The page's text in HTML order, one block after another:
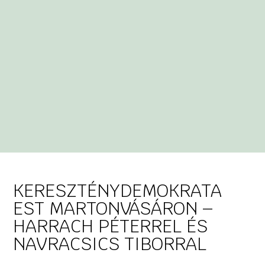
KERESZTÉNYDEMOKRATA
EST MARTONVÁSÁRON –
HARRACH PÉTERREL ÉS
NAVRACSICS TIBORRAL